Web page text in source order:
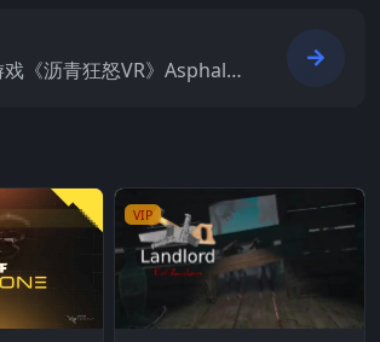
《沥青狂怒VR》Asphalt F
VIP